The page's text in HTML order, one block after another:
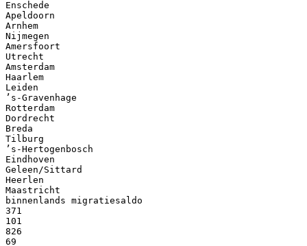
Enschede
Apeldoorn
Arnhem
Nijmegen
Amersfoort
Utrecht
Amsterdam
Haarlem
Leiden
’s-Gravenhage
Rotterdam
Dordrecht
Breda
Tilburg
’s-Hertogenbosch
Eindhoven
Geleen/Sittard
Heerlen
Maastricht
binnenlands migratiesaldo
371
101
826
69